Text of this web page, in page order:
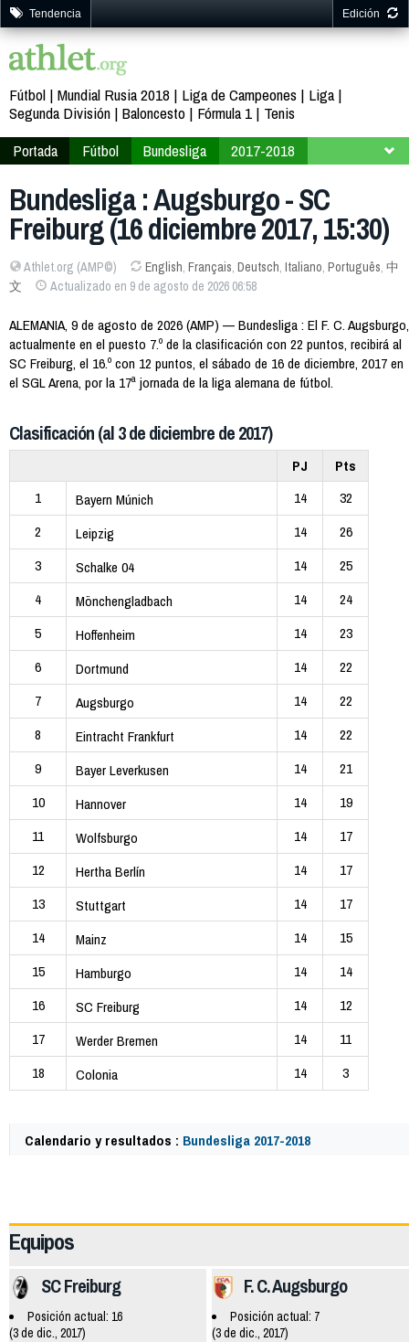
Tendencia Edición
Fútbol Mundial Rusia 2018 Liga de Campeones
Liga
Segunda División Baloncesto Fórmula 1
Tenis
Portada
Fútbol Bundesliga
2017-2018
Bundesliga : Augsburgo - SC
Freiburg (16 diciembre 2017, 15:30)
Athlet.org (AMP©) English, Français, Deutsch, Italiano, Português, 中
文
Actualizado en 9 de agosto de 2026 06:58
ALEMANIA, 9 de agosto de 2026 (AMP) — Bundesliga : El F. C. Augsburgo,
actualmente en el puesto 7.º de la clasificación con 22 puntos, recibirá al
SC Freiburg, el 16.º con 12 puntos, el sábado de 16 de diciembre, 2017 en
el SGL Arena, por la 17ª jornada de la liga alemana de fútbol.
Clasificación (al 3 de diciembre de 2017)
PJ
Pts
1
Bayern Múnich 14
32
2
Leipzig 14
26
3
Schalke 04 14
25
4
Mönchengladbach 14
24
5
Hoffenheim 14
23
6
Dortmund 14
22
7
Augsburgo 14
22
8
Eintracht Frankfurt 14
22
9
Bayer Leverkusen 14
21
10
Hannover 14
19
11
Wolfsburgo 14
17
12
Hertha Berlín 14
17
13
Stuttgart 14
17
14
Mainz 14
15
15
Hamburgo 14
14
16
SC Freiburg 14
12
17
Werder Bremen 14
11
18
Colonia 14 3
Calendario y resultados : Bundesliga 2017-2018
Equipos
F. C. Augsburgo
Posición actual: 7
(3 de dic., 2017)
SC Freiburg
Posición actual: 16
(3 de dic., 2017)